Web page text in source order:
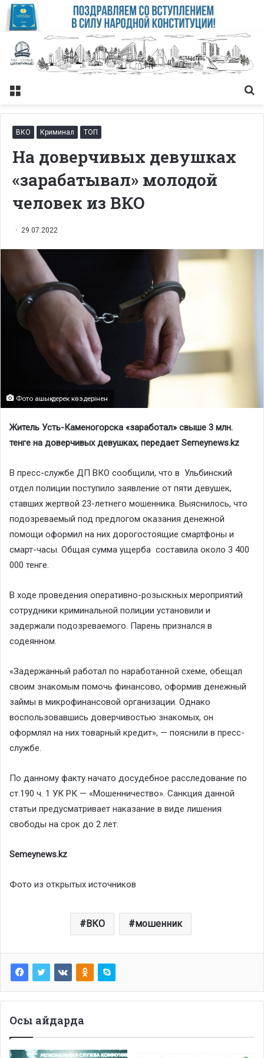
Меню
ВКО Криминал ТОП
На доверчивых девушках
«зарабатывал» молодой
человек из ВКО
29.07.2022
Фото ашық дерек көздерінен
Житель Усть-Каменогорска «заработал» свыше 3 млн.
тенге на доверчивых девушках, передает Semeynews.kz
В пресс-службе ДП ВКО сообщили, что в Ульбинский
отдел полиции поступило заявление от пяти девушек,
ставших жертвой 23-летнего мошенника. Выяснилось, что
подозреваемый под предлогом оказания денежной
помощи оформил на них дорогостоящие смартфоны и
смарт-часы. Общая сумма ущерба составила около 3 400
000 тенге.
В ходе проведения оперативно-розыскных мероприятий
сотрудники криминальной полиции установили и
задержали подозреваемого. Парень признался в
содеянном.
«Задержанный работал по наработанной схеме, обещал
своим знакомым помочь финансово, оформив денежный
займы в микрофинансовой организации. Однако
воспользовавшись доверчивостью знакомых, он
оформлял на них товарный кредит», — пояснили в пресс-
службе.
По данному факту начато досудебное расследование по
ст.190 ч. 1 УК РК — «Мошенничество». Санкция данной
статьи предусматривает наказание в виде лишения
свободы на срок до 2 лет.
Semeynews.kz
Фото из открытых источников
ВКО мошенник
Осы айдарда